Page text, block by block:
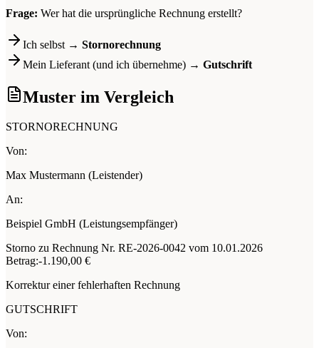
Frage: Wer hat die ursprüngliche Rechnung erstellt?
Ich selbst → Stornorechnung
Mein Lieferant (und ich übernehme) → Gutschrift
Muster im Vergleich
STORNORECHNUNG
Von:
Max Mustermann (Leistender)
An:
Beispiel GmbH (Leistungsempfänger)
Storno zu Rechnung Nr. RE-2026-0042 vom 10.01.2026
Betrag:-1.190,00 €
Korrektur einer fehlerhaften Rechnung
GUTSCHRIFT
Von: